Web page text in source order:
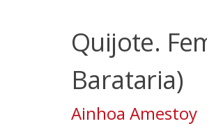
Quijote.
Barataria)
Ainhoa Amestoy